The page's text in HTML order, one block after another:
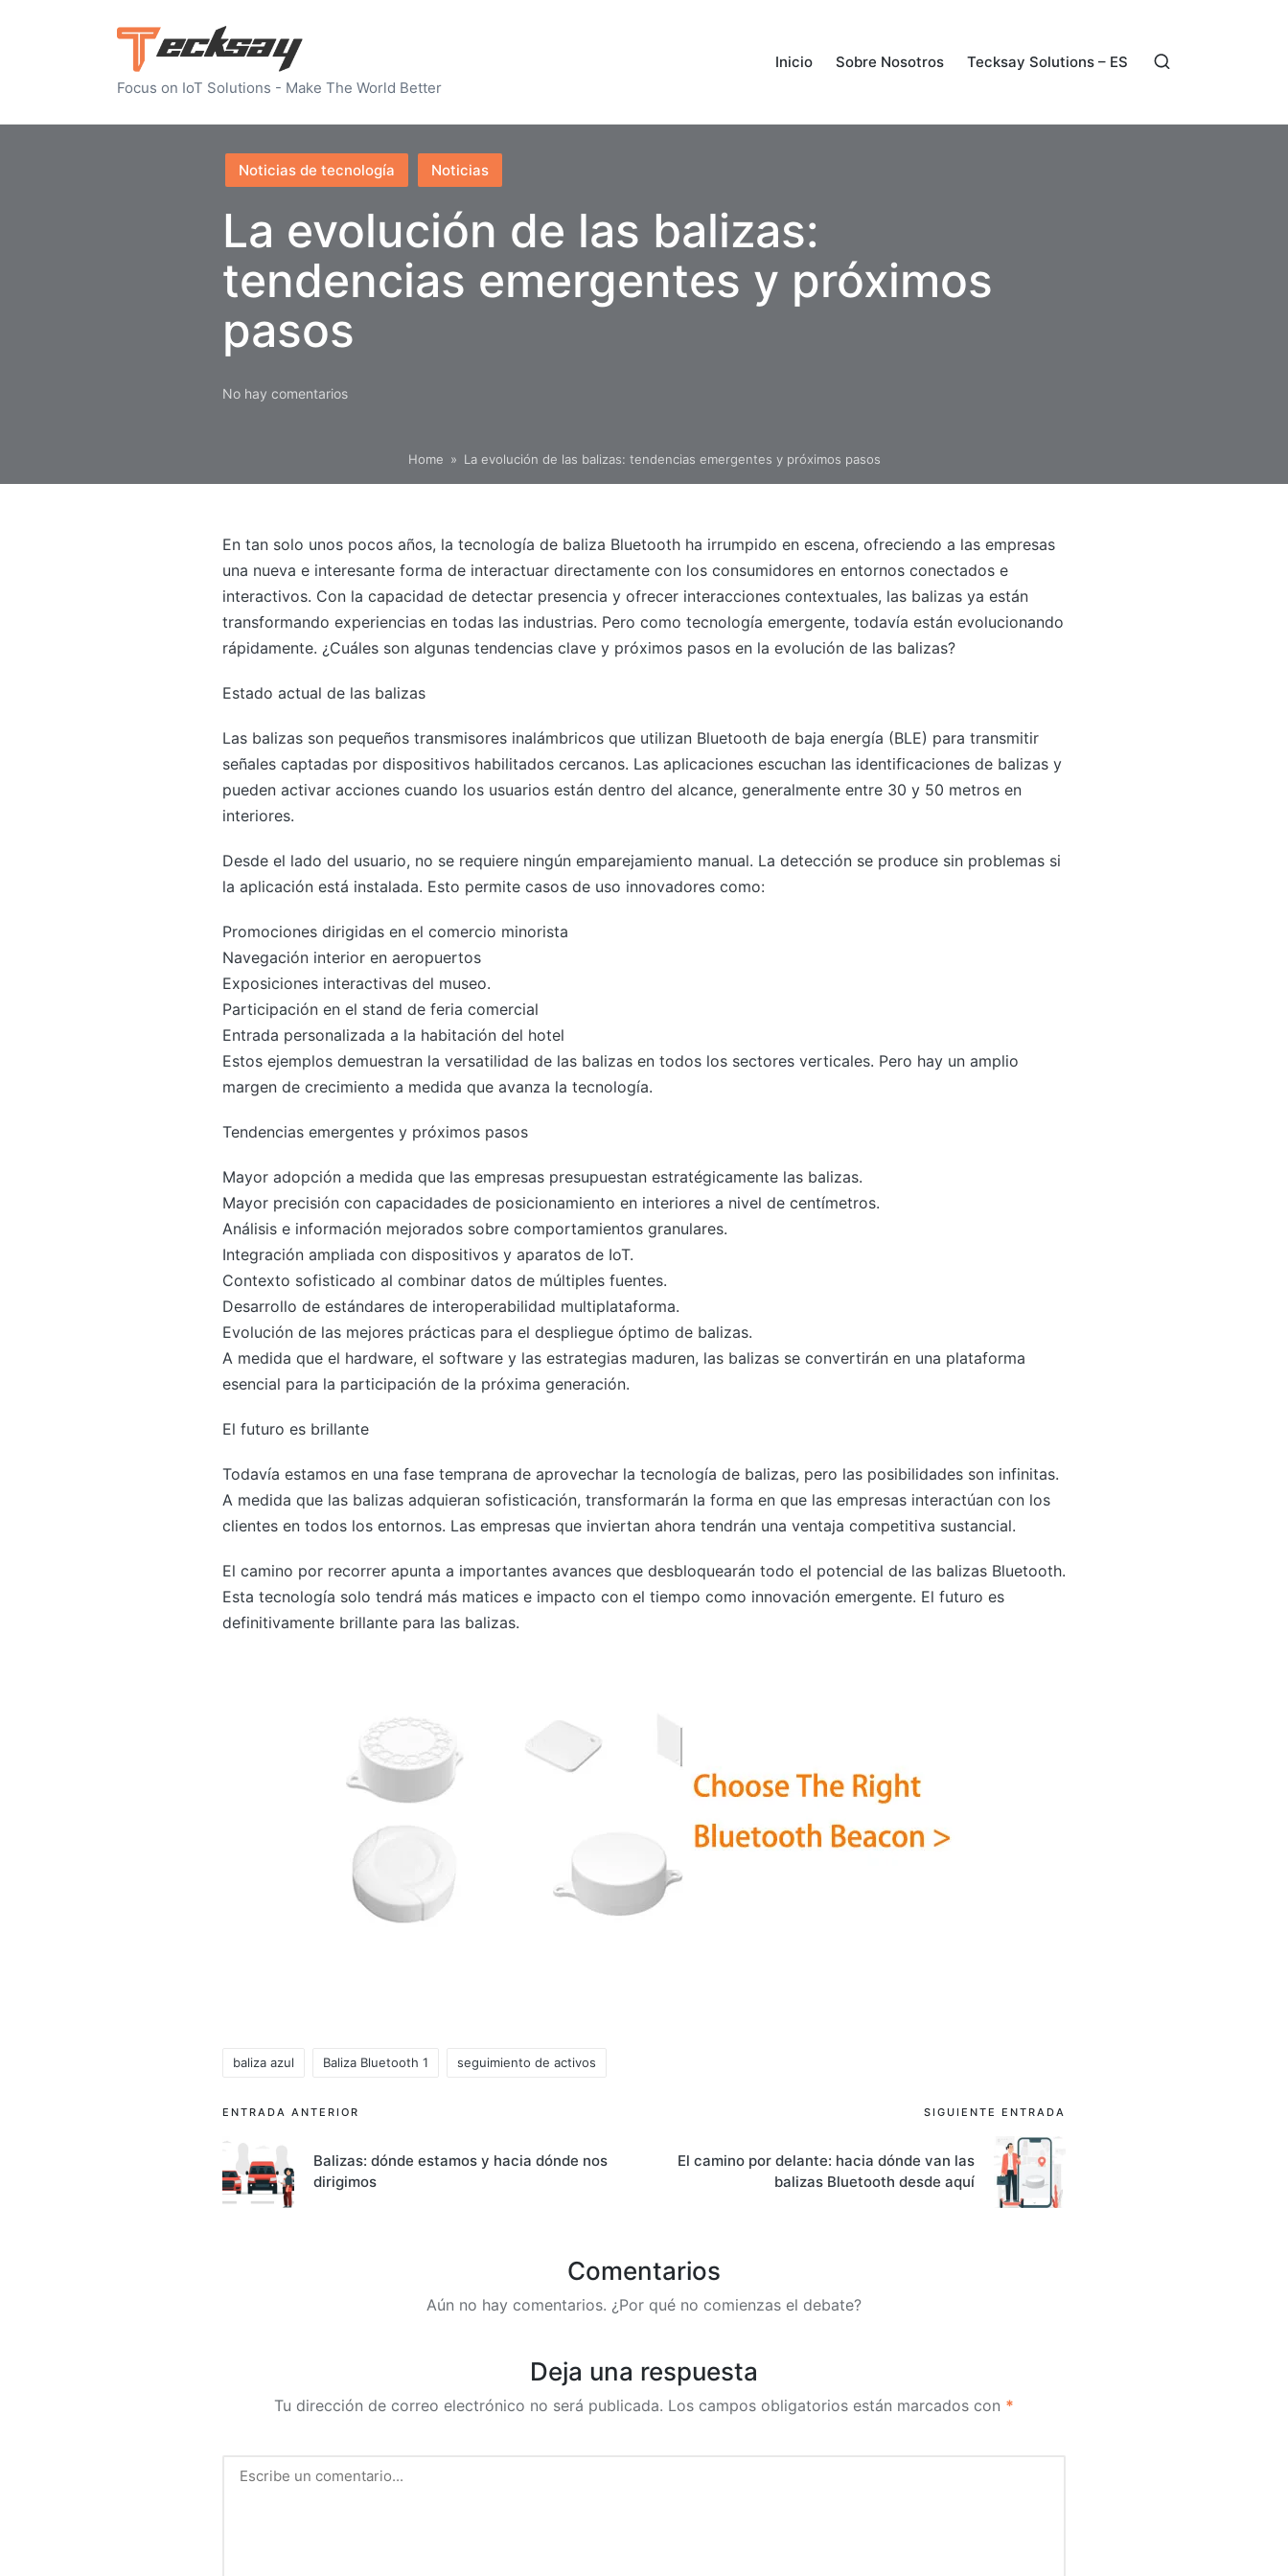
Focus on IoT Solutions - Make The World Better
Inicio Sobre Nosotros Tecksay Solutions – ES
Publicado
en
Noticias de tecnología Noticias
La evolución de las balizas:
tendencias emergentes y próximos
pasos
No hay comentarios
Home » La evolución de las balizas: tendencias emergentes y próximos pasos
En tan solo unos pocos años, la tecnología de baliza Bluetooth ha irrumpido en escena, ofreciendo a las empresas
una nueva e interesante forma de interactuar directamente con los consumidores en entornos conectados e
interactivos. Con la capacidad de detectar presencia y ofrecer interacciones contextuales, las balizas ya están
transformando experiencias en todas las industrias. Pero como tecnología emergente, todavía están evolucionando
rápidamente. ¿Cuáles son algunas tendencias clave y próximos pasos en la evolución de las balizas?
Estado actual de las balizas
Las balizas son pequeños transmisores inalámbricos que utilizan Bluetooth de baja energía (BLE) para transmitir
señales captadas por dispositivos habilitados cercanos. Las aplicaciones escuchan las identificaciones de balizas y
pueden activar acciones cuando los usuarios están dentro del alcance, generalmente entre 30 y 50 metros en
interiores.
Desde el lado del usuario, no se requiere ningún emparejamiento manual. La detección se produce sin problemas si
la aplicación está instalada. Esto permite casos de uso innovadores como:
Promociones dirigidas en el comercio minorista
Navegación interior en aeropuertos
Exposiciones interactivas del museo.
Participación en el stand de feria comercial
Entrada personalizada a la habitación del hotel
Estos ejemplos demuestran la versatilidad de las balizas en todos los sectores verticales. Pero hay un amplio
margen de crecimiento a medida que avanza la tecnología.
Tendencias emergentes y próximos pasos
Mayor adopción a medida que las empresas presupuestan estratégicamente las balizas.
Mayor precisión con capacidades de posicionamiento en interiores a nivel de centímetros.
Análisis e información mejorados sobre comportamientos granulares.
Integración ampliada con dispositivos y aparatos de IoT.
Contexto sofisticado al combinar datos de múltiples fuentes.
Desarrollo de estándares de interoperabilidad multiplataforma.
Evolución de las mejores prácticas para el despliegue óptimo de balizas.
A medida que el hardware, el software y las estrategias maduren, las balizas se convertirán en una plataforma
esencial para la participación de la próxima generación.
El futuro es brillante
Todavía estamos en una fase temprana de aprovechar la tecnología de balizas, pero las posibilidades son infinitas.
A medida que las balizas adquieran sofisticación, transformarán la forma en que las empresas interactúan con los
clientes en todos los entornos. Las empresas que inviertan ahora tendrán una ventaja competitiva sustancial.
El camino por recorrer apunta a importantes avances que desbloquearán todo el potencial de las balizas Bluetooth.
Esta tecnología solo tendrá más matices e impacto con el tiempo como innovación emergente. El futuro es
definitivamente brillante para las balizas.
Etiquetas:
baliza azul Baliza Bluetooth 1 seguimiento de activos
Navegación
de
entradas
ENTRADA ANTERIOR
Balizas: dónde estamos y hacia dónde nos
dirigimos
SIGUIENTE ENTRADA
El camino por delante: hacia dónde van las
balizas Bluetooth desde aquí
Comentarios
Aún no hay comentarios. ¿Por qué no comienzas el debate?
Deja una respuesta
Tu dirección de correo electrónico no será publicada. Los campos obligatorios están marcados con *